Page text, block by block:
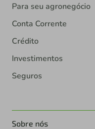
Para seu agronegócio
Conta Corrente
Crédito
Investimentos
Seguros
Sobre nós